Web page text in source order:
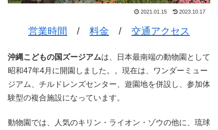
2021.01.15 2023.10.17
営業時間 / 料金 / 交通アクセス
沖縄こどもの国ズージアムは、日本最南端の動物園として
昭和47年4月に開園しました。。現在は、ワンダーミュー
ジアム、チルドレンズセンター、遊園地を併設し、参加体
験型の複合施設になっています。
動物園では、人気のキリン・ライオン・ゾウの他に、琉球